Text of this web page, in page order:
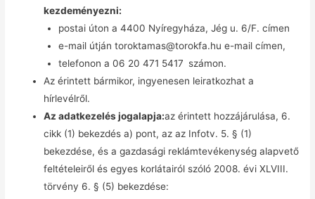
kezdeményezni:
postai úton a 4400 Nyíregyháza, Jég u. 6/F. címen
e-mail útján toroktamas@torokfa.hu e-mail címen,
telefonon a 06 20 471 5417 számon.
Az érintett bármikor, ingyenesen leiratkozhat a
hírlevélről.
Az adatkezelés jogalapja:az érintett hozzájárulása, 6.
cikk (1) bekezdés a) pont, az az Infotv. 5. § (1)
bekezdése, és a gazdasági reklámtevékenység alapvető
feltételeiről és egyes korlátairól szóló 2008. évi XLVIII.
törvény 6. § (5) bekezdése: